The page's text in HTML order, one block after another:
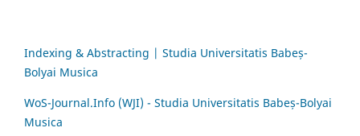
Indexing & Abstracting | Studia Universitatis Babeș-
Bolyai Musica
WoS-Journal.Info (WJI) - Studia Universitatis Babeș-Bolyai
Musica